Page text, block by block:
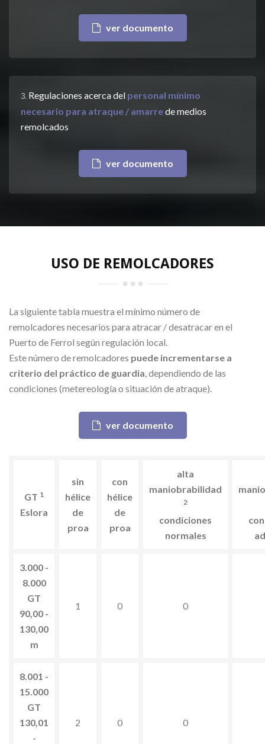
ver documento
3. Regulaciones acerca del personal mínimo
necesario para atraque / amarrede medios
remolcados
ver documento
USO DE REMOLCADORES
La siguiente tabla muestra el mínimo número de
remolcadores necesarios para atracar / desatracar en el
Puerto de Ferrol según regulación local.
Este número de remolcadores puede incrementarse a
criterio del práctico de guardia , dependiendo de las
condiciones (metereología o situación de atraque).
ver documento
GT 1
Eslora
sin
hélice
de
proa
con
hélice
de
proa
alta
maniobrabilidad
2
condiciones
normales
3.000 -
8.000
GT
90,00 -
130,00
m
1 0 0
8.001 -
15.000
GT
130,01
-
2 0 0